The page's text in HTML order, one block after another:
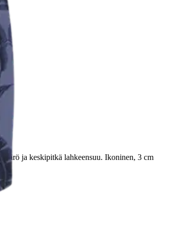
ja keskipitkä lahkeensuu. Ikoninen, 3 cm